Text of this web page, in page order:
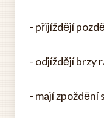
- přijíždějí
- odjíždějí brzy
- mají zpoždění